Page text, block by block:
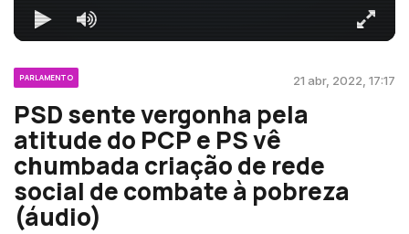
PARLAMENTO 21 abr, 2022, 17:17
PSD sente vergonha pela
atitude do PCP e PS vê
chumbada criação de rede
social de combate à pobreza
(áudio)